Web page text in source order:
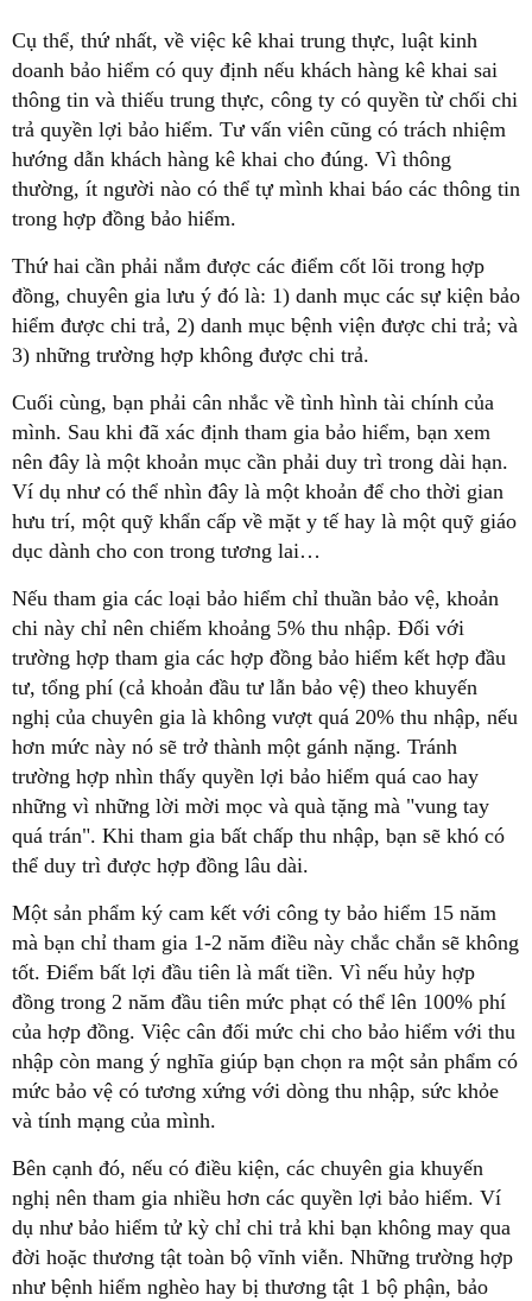
Cụ thể, thứ nhất, về việc kê khai trung thực, luật kinh
doanh bảo hiểm có quy định nếu khách hàng kê khai sai
thông tin và thiếu trung thực, công ty có quyền từ chối chi
trả quyền lợi bảo hiểm. Tư vấn viên cũng có trách nhiệm
hướng dẫn khách hàng kê khai cho đúng. Vì thông
thường, ít người nào có thể tự mình khai báo các thông tin
trong hợp đồng bảo hiểm.
Thứ hai cần phải nắm được các điểm cốt lõi trong hợp
đồng, chuyên gia lưu ý đó là: 1) danh mục các sự kiện bảo
hiểm được chi trả, 2) danh mục bệnh viện được chi trả; và
3) những trường hợp không được chi trả.
Cuối cùng, bạn phải cân nhắc về tình hình tài chính của
mình. Sau khi đã xác định tham gia bảo hiểm, bạn xem
nên đây là một khoản mục cần phải duy trì trong dài hạn.
Ví dụ như có thể nhìn đây là một khoản để cho thời gian
hưu trí, một quỹ khẩn cấp về mặt y tế hay là một quỹ giáo
dục dành cho con trong tương lai…
Nếu tham gia các loại bảo hiểm chỉ thuần bảo vệ, khoản
chi này chỉ nên chiếm khoảng 5% thu nhập. Đối với
trường hợp tham gia các hợp đồng bảo hiểm kết hợp đầu
tư, tổng phí (cả khoản đầu tư lẫn bảo vệ) theo khuyến
nghị của chuyên gia là không vượt quá 20% thu nhập, nếu
hơn mức này nó sẽ trở thành một gánh nặng. Tránh
trường hợp nhìn thấy quyền lợi bảo hiểm quá cao hay
những vì những lời mời mọc và quà tặng mà "vung tay
quá trán". Khi tham gia bất chấp thu nhập, bạn sẽ khó có
thể duy trì được hợp đồng lâu dài.
Một sản phẩm ký cam kết với công ty bảo hiểm 15 năm
mà bạn chỉ tham gia 1-2 năm điều này chắc chắn sẽ không
tốt. Điểm bất lợi đầu tiên là mất tiền. Vì nếu hủy hợp
đồng trong 2 năm đầu tiên mức phạt có thể lên 100% phí
của hợp đồng. Việc cân đối mức chi cho bảo hiểm với thu
nhập còn mang ý nghĩa giúp bạn chọn ra một sản phẩm có
mức bảo vệ có tương xứng với dòng thu nhập, sức khỏe
và tính mạng của mình.
Bên cạnh đó, nếu có điều kiện, các chuyên gia khuyến
nghị nên tham gia nhiều hơn các quyền lợi bảo hiểm. Ví
dụ như bảo hiểm tử kỳ chỉ chi trả khi bạn không may qua
đời hoặc thương tật toàn bộ vĩnh viễn. Những trường hợp
như bệnh hiểm nghèo hay bị thương tật 1 bộ phận, bảo